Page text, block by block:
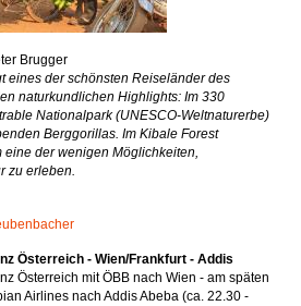
Brugger
eines der schönsten Reiseländer des
naturkundlichen Highlights: Im 330
Nationalpark (UNESCO-Weltnaturerbe)
Berggorillas. Im Kibale Forest
der wenigen Möglichkeiten,
zu erleben.
Österreich - Wien/Frankfurt - Addis
Österreich mit ÖBB nach Wien - am späten
Airlines nach Addis Abeba (ca. 22.30 -